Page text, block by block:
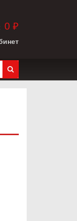
0 ₽